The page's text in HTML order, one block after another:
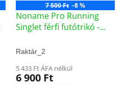
7 500 Ft –8 %
Noname Pro Running
Singlet férfi futótrikó -
Raktár_2
5 433 Ft ÁFA nélkül
6 900 Ft